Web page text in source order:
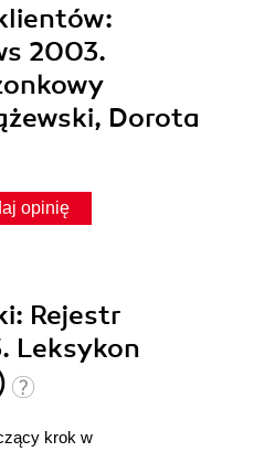
2003.
Dorota
opinię
: Rejestr
Leksykon
krok w